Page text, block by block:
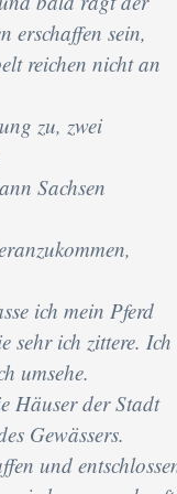
erschaffen sein,
reichen nicht an
zu, zwei
Sachsen
ich mein Pferd
sehr ich zittere. Ich
umsehe.
Häuser der Stadt
Gewässers.
und